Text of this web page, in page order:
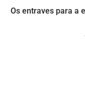
Os entraves para a